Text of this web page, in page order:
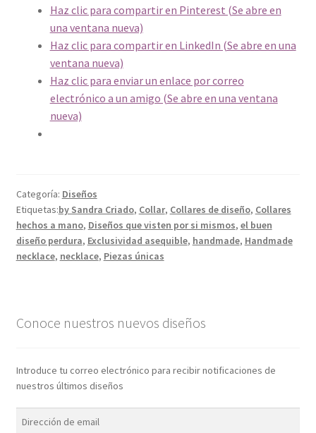
Haz clic para compartir en Pinterest (Se abre en
una ventana nueva)
Haz clic para compartir en LinkedIn (Se abre en una
ventana nueva)
Haz clic para enviar un enlace por correo
electrónico a un amigo (Se abre en una ventana
nueva)
Categoría: Diseños
Etiquetas:by Sandra Criado, Collar, Collares de diseño, Collares
hechos a mano, Diseños que visten por si mismos, el buen
diseño perdura, Exclusividad asequible, handmade, Handmade
necklace, necklace, Piezas únicas
Conoce nuestros nuevos diseños
Introduce tu correo electrónico para recibir notificaciones de
nuestros últimos diseños
Dirección